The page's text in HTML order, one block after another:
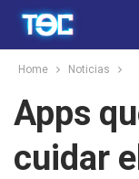
Home Noticias
Apps
cuidar